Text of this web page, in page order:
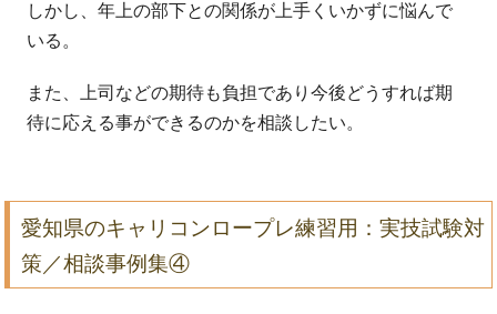
しかし、年上の部下との関係が上手くいかずに悩んで
いる。
また、上司などの期待も負担であり今後どうすれば期
待に応える事ができるのかを相談したい。
愛知県のキャリコンロープレ練習用：実技試験対
策／相談事例集④